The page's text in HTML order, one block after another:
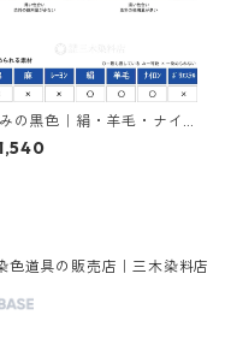
の黒色｜絹・羊毛・ナイ
を染める｜含金染料｜20
イレミアブラックBG（青
道具の販売店｜三木染料店